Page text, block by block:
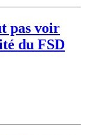
pas voir
du FSD